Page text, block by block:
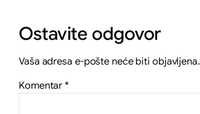
Ostavite odgovor
Vaša adresa e-pošte neće biti objavljena.
Komentar*